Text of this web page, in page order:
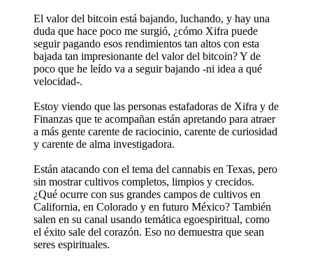
El valor del bitcoin está bajando, luchando, y hay una
duda que hace poco me surgió, ¿cómo Xifra puede
seguir pagando esos rendimientos tan altos con esta
bajada tan impresionante del valor del bitcoin? Y de
poco que he leído va a seguir bajando -ni idea a qué
velocidad-.
Estoy viendo que las personas estafadoras de Xifra y de
Finanzas que te acompañan están apretando para atraer
a más gente carente de raciocinio, carente de curiosidad
y carente de alma investigadora.
Están atacando con el tema del cannabis en Texas, pero
sin mostrar cultivos completos, limpios y crecidos.
¿Qué ocurre con sus grandes campos de cultivos en
California, en Colorado y en futuro México? También
salen en su canal usando temática egoespiritual, como
el éxito sale del corazón. Eso no demuestra que sean
seres espirituales.